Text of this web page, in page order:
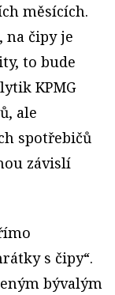
měsících.
na čipy je
to bude
KPMG
ale
spotřebičů
závislí
s čipy“.
bývalým